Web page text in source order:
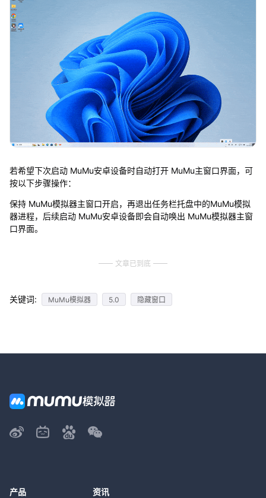
若希望下次启动 MuMu安卓设备时自动打开 MuMu主窗口界面，可
按以下步骤操作：
保持 MuMu模拟器主窗口开启，再退出任务栏托盘中的MuMu模拟
器进程，后续启动 MuMu安卓设备即会自动唤出 MuMu模拟器主窗
口界面。
文章已到底
关键词: MuMu模拟器 5.0 隐藏窗口
产品 资讯